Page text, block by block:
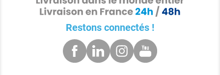
Restons connectés !